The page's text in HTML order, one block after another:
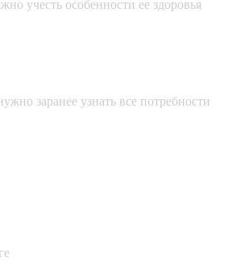
учесть особенности ее здоровья
заранее узнать все потребности